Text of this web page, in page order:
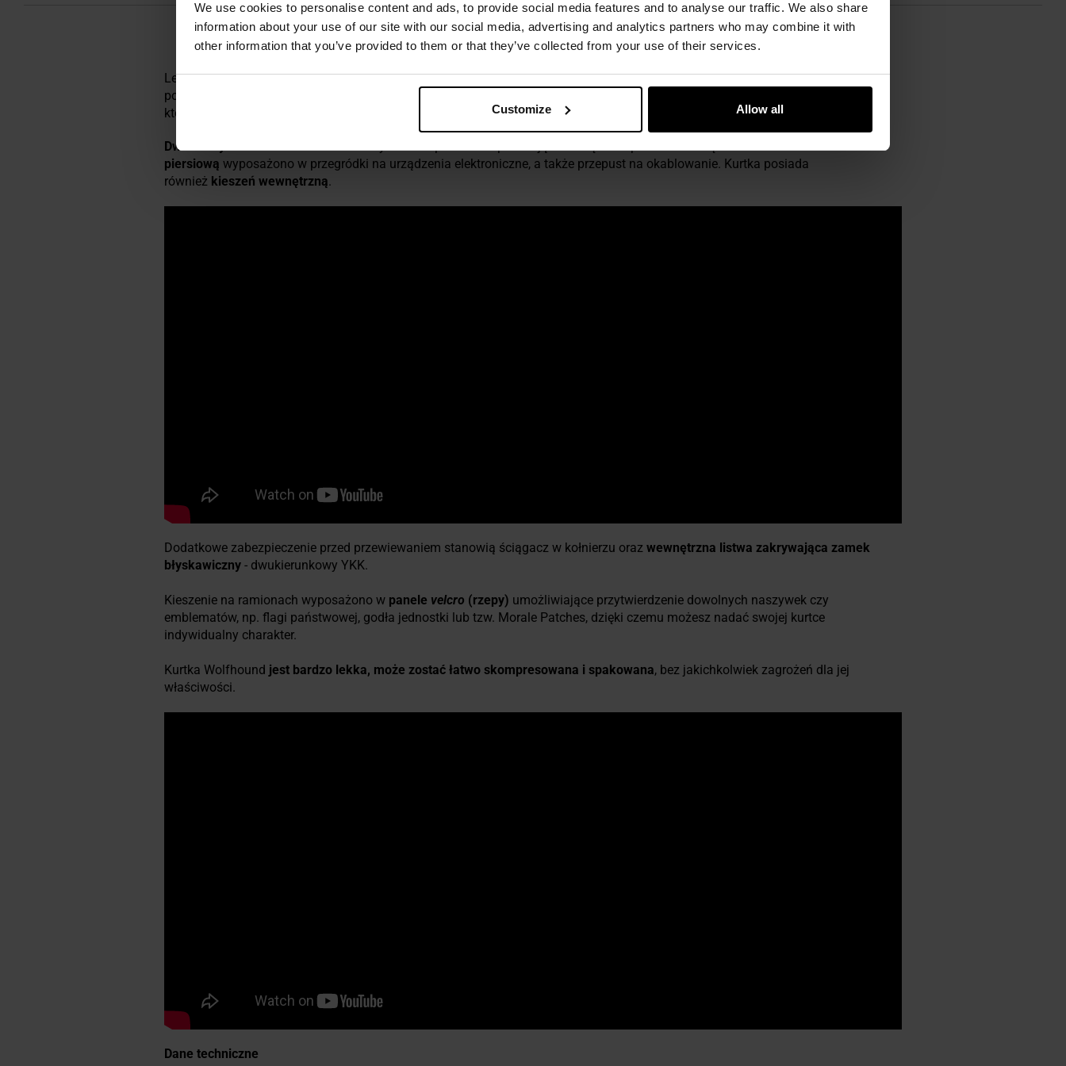
We use cookies to personalise content and ads, to provide social media features and to analyse our traffic. We also share
information about your use of our site with our social media, advertising and analytics partners who may combine it with
other information that you’ve provided to them or that they’ve collected from your use of their services.
Customize Allow all
Lekka kurtka zapewniająca izolację oraz ochronę przed chłodem, wiatrem oraz lekkim deszczem. Kurtka wykonana została z
powłoki
który zapobiega utracie ciepła.
Dwie klasyczne kieszenie biodrowewyścielone polarem zapewniają ochronę dłoni przed zmarznięciem.Kieszeń
piersiową wyposażono w przegródki na urządzenia elektroniczne, a także przepust na okablowanie. Kurtka posiada
również kieszeń wewnętrzną.
Dodatkowe zabezpieczenie przed przewiewaniem stanowią ściągacz w kołnierzu oraz wewnętrzna listwa zakrywająca zamek
błyskawiczny - dwukierunkowy YKK.
Kieszenie na ramionach wyposażono w panele velcro (rzepy) umożliwiające przytwierdzenie dowolnych naszywek czy
emblematów, np. flagi państwowej, godła jednostki lub tzw. Morale Patches, dzięki czemu możesz nadać swojej kurtce
indywidualny charakter.
Kurtka Wolfhound jest bardzo lekka, może zostać łatwo skompresowana i spakowana, bez jakichkolwiek zagrożeń dla jej
właściwości.
Dane techniczne